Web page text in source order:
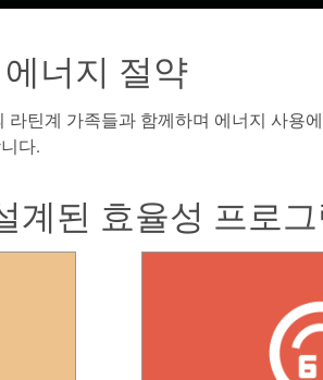
너지 절약
라틴계 가족들과 함께하며 에너지 사
다.
계된 효율성 프로그